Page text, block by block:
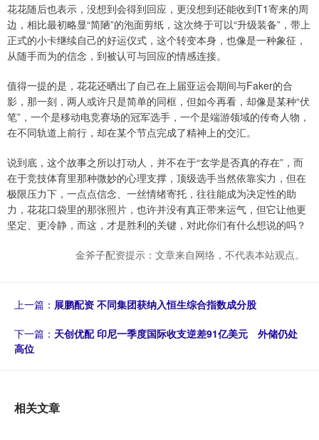
花花随后也表示，没想到会得到回应，更没想到还能收到T1寄来的周
边，相比最初略显“简陋”的泡面剪纸，这次终于可以“升级装备”，带上
正式的小卡继续自己的好运仪式，这个转变本身，也像是一种象征，
从随手而为的信念，到被认可与回应的情感连接。
值得一提的是，花花还晒出了自己在上届亚运会期间与Faker的合
影，那一刻，两人或许只是简单的同框，但如今再看，却像是某种“伏
笔”，一个是移动电竞赛场的冠军选手，一个是端游领域的传奇人物，
在不同轨道上前行，却在某个节点完成了精神上的交汇。
说到底，这个故事之所以打动人，并不在于“玄学是否真的存在”，而
在于竞技体育里那种微妙的心理支撑，顶级选手当然依靠实力，但在
极限压力下，一点点信念、一丝情绪寄托，往往能成为决定性的助
力，花花口袋里的那张照片，也许并没有真正带来运气，但它让他更
坚定、更冷静，而这，才是胜利的关键，对此你们有什么想说的吗？
金斧子配资提示：文章来自网络，不代表本站观点。
上一篇： 展鹏配资 不同集团获纳入恒生综合指数成分股
下一篇： 天创优配 印尼一季度国际收支逆差91亿美元 外储仍处
高位
相关文章